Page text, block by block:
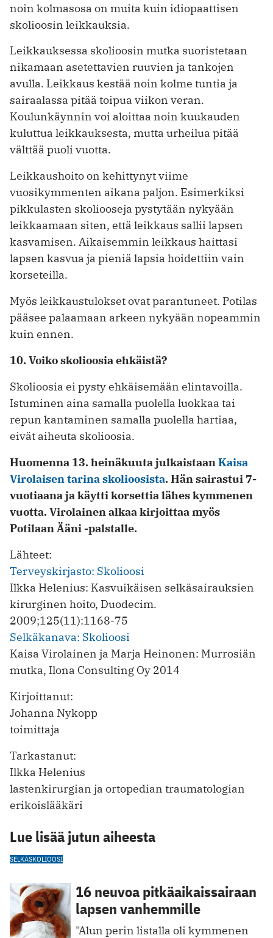
noin kolmasosa on muita kuin idiopaattisen
skolioosin leikkauksia.
Leikkauksessa skolioosin mutka suoristetaan
nikamaan asetettavien ruuvien ja tankojen
avulla. Leikkaus kestää noin kolme tuntia ja
sairaalassa pitää toipua viikon veran.
Koulunkäynnin voi aloittaa noin kuukauden
kuluttua leikkauksesta, mutta urheilua pitää
välttää puoli vuotta.
Leikkaushoito on kehittynyt viime
vuosikymmenten aikana paljon. Esimerkiksi
pikkulasten skoliooseja pystytään nykyään
leikkaamaan siten, että leikkaus sallii lapsen
kasvamisen. Aikaisemmin leikkaus haittasi
lapsen kasvua ja pieniä lapsia hoidettiin vain
korseteilla.
Myös leikkaustulokset ovat parantuneet. Potilas
pääsee palaamaan arkeen nykyään nopeammin
kuin ennen.
10. Voiko skolioosia ehkäistä?
Skolioosia ei pysty ehkäisemään elintavoilla.
Istuminen aina samalla puolella luokkaa tai
repun kantaminen samalla puolella hartiaa,
eivät aiheuta skolioosia.
Huomenna 13. heinäkuuta julkaistaanKaisa
Virolaisen tarina skolioosista. Hän sairastui 7-
vuotiaana ja käytti korsettia lähes kymmenen
vuotta. Virolainen alkaa kirjoittaa myös
Potilaan Ääni -palstalle.
Lähteet:
Terveyskirjasto: Skolioosi
Ilkka Helenius: Kasvuikäisen selkäsairauksien
kirurginen hoito, Duodecim.
2009;125(11):1168-75
Selkäkanava: Skolioosi
Kaisa Virolainen ja Marja Heinonen: Murrosiän
mutka, Ilona Consulting Oy 2014
Kirjoittanut:
Johanna Nykopp
toimittaja
Tarkastanut:
Ilkka Helenius
lastenkirurgian ja ortopedian traumatologian
erikoislääkäri
Lue lisää jutun aiheesta
SELKÄSKOLIOOSI
16 neuvoa pitkäaikaissairaan
lapsen vanhemmille
"Alun perin listalla oli kymmenen